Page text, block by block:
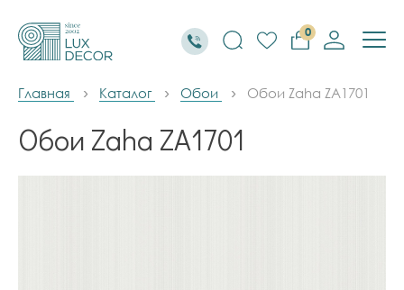
0
Главная Каталог Обои Обои Zaha ZA1701
Обои Zaha ZA1701